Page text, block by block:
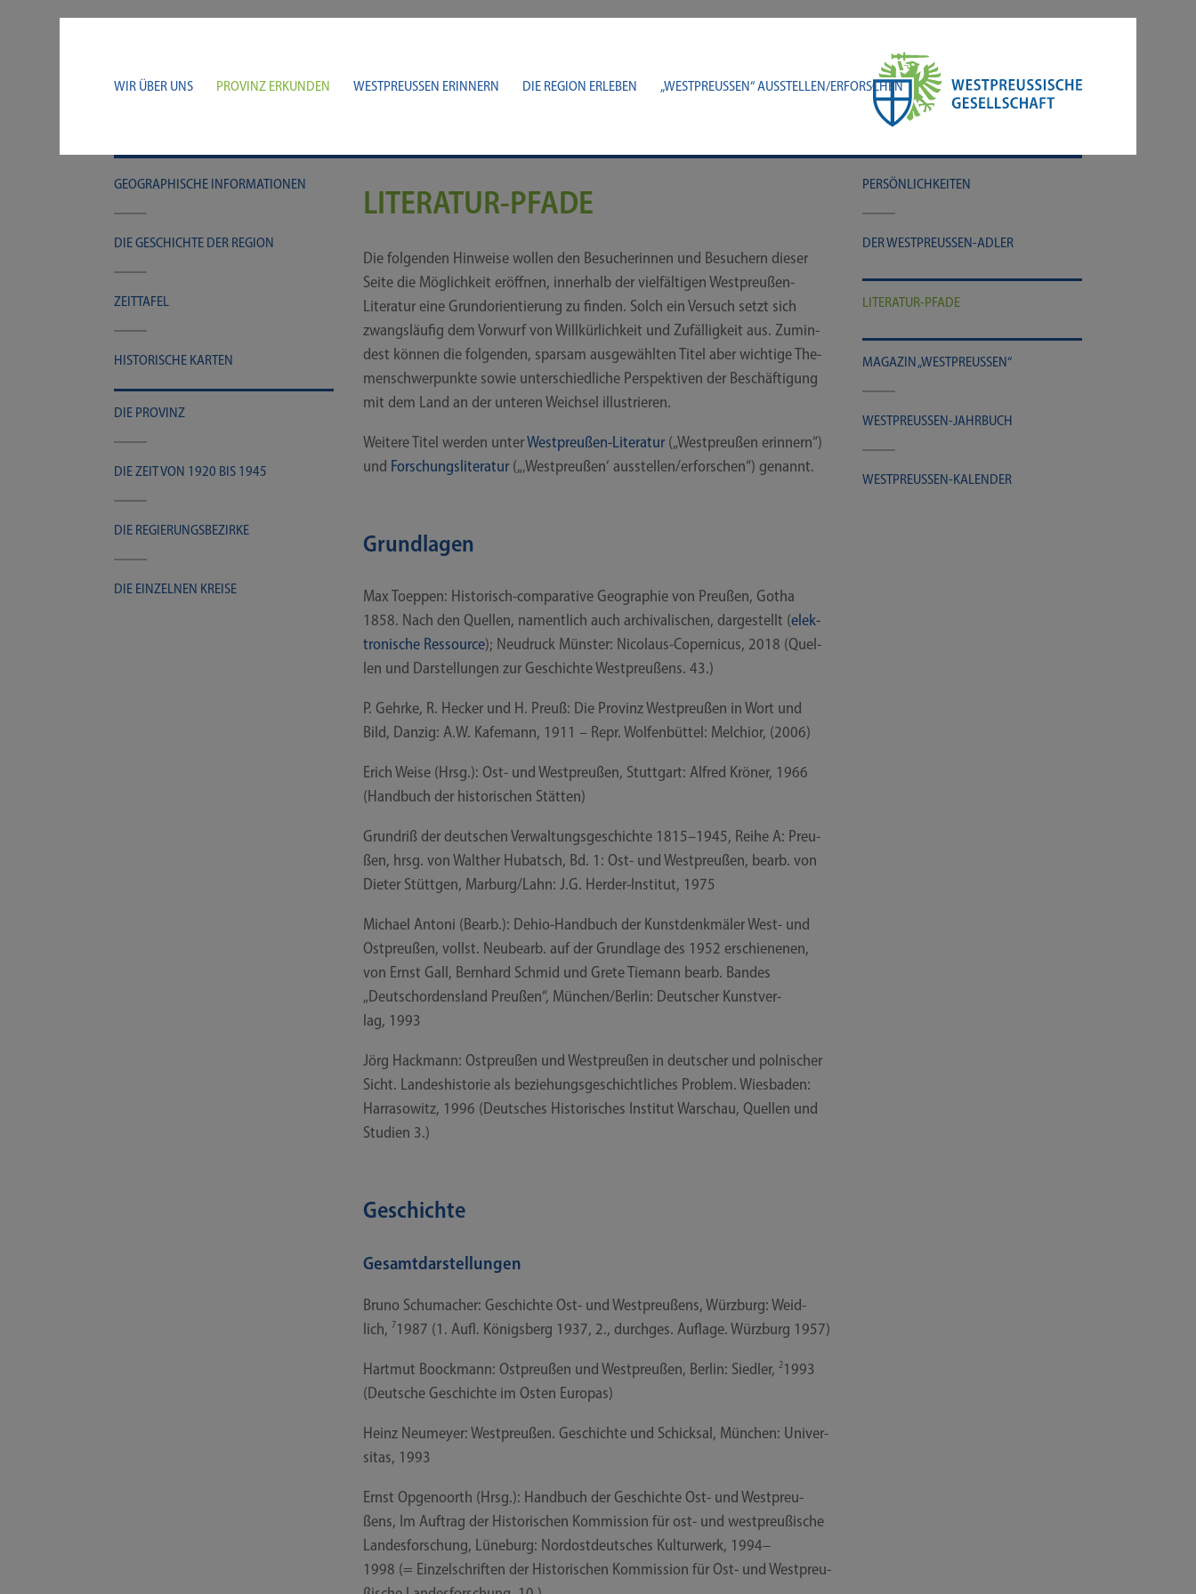
WIR ÜBER UNS PROVINZ ERKUNDEN WESTPREUSSEN ERINNERN DIE REGION ERLEBEN „WESTPREUSSEN“ AUSSTELLEN/​ERFORSCHEN
GEO­GRA­PHI­SCHE INFORMATIONEN
DIE GESCHICH­TE DER REGION
ZEIT­TA­FEL
HIS­TO­RI­SCHE KARTEN
DIE PRO­VINZ
DIE ZEIT VON 1920 BIS 1945
DIE REGIE­RUNGS­BE­ZIR­KE
DIE EIN­ZEL­NEN KREISE
LITERATUR-​​PFADE
Die fol­gen­den Hin­wei­se wol­len den Besu­che­rin­nen und Besu­chern die­ser
Sei­te die Mög­lich­keit eröff­nen, inner­halb der viel­fäl­ti­gen Westpreußen-​​
Literatur eine Grund­ori­en­tie­rung zu fin­den. Solch ein Ver­such setzt sich
zwangs­läu­fig dem Vor­wurf von Will­kür­lich­keit und Zufäl­lig­keit aus. Zumin­
dest kön­nen die fol­gen­den, spar­sam aus­ge­wähl­ten Titel aber wich­ti­ge The­
men­schwer­punk­te sowie unter­schied­li­che Per­spek­ti­ven der Beschäf­ti­gung
mit dem Land an der unte­ren Weich­sel illustrieren.
Wei­te­re Titel wer­den unterWestpreußen-​​Literatur(„West­preu­ßen erin­nern“)
und For­schungs­li­te­ra­tur(„‚West­preu­ßen‘ ausstellen/​​erforschen“) genannt.
Grundlagen
Max Toep­pen: Historisch-​​comparative Geo­gra­phie von Preu­ßen, Gotha
1858. Nach den Quel­len, nament­lich auch archi­va­li­schen, dar­ge­stellt (elek­
tro­ni­sche Res­sour­ce); Neu­druck Müns­ter: Nicolaus-​​Copernicus, 2018 (Quel­
len und Dar­stel­lun­gen zur Geschich­te West­preu­ßens. 43.)
P. Gehr­ke, R. Hecker und H. Preuß: Die Pro­vinz West­preu­ßen in Wort und
Bild, Dan­zig: A.W. Kafe­mann, 1911 – Repr. Wol­fen­büt­tel: Mel­chi­or, (2006)
Erich Wei­se (Hrsg.): Ost- und West­preu­ßen, Stutt­gart: Alfred Krö­ner, 1966
(Hand­buch der his­to­ri­schen Stätten)
Grund­riß der deut­schen Ver­wal­tungs­ge­schich­te 1815–1945, Rei­he A: Preu­
ßen, hrsg. von Walt­her Hub­atsch, Bd. 1: Ost- und West­preu­ßen, bearb. von
Die­ter Stütt­gen, Marburg/​​Lahn: J.G. Herder-​​Institut, 1975
Micha­el Anto­ni (Bearb.): Dehio-​​Handbuch der Kunst­denk­mä­ler West- und
Ost­preu­ßen, vollst. Neu­be­arb. auf der Grund­la­ge des 1952 erschie­ne­nen,
von Ernst Gall, Bern­hard Schmid und Gre­te Tie­mann bearb. Ban­des
„Deutsch­or­dens­land Preu­ßen“, München/​​Berlin: Deut­scher Kunst­ver­
lag, 1993
Jörg Hack­mann: Ost­preu­ßen und West­preu­ßen in deut­scher und pol­ni­scher
Sicht. Lan­des­his­to­rie als bezie­hungs­ge­schicht­li­ches Pro­blem. Wies­ba­den:
Har­ra­so­witz, 1996 (Deut­sches His­to­ri­sches Insti­tut War­schau, Quel­len und
Stu­di­en 3.)
Geschichte
Gesamtdarstellungen
Bru­no Schu­ma­cher: Geschich­te Ost- und West­preu­ßens, Würz­burg: Weid­
lich, 71987 (1. Aufl. Königs­berg 1937, 2., durch­ges. Auf­la­ge. Würz­burg 1957)
Hart­mut Boock­mann: Ost­preu­ßen und West­preu­ßen, Ber­lin: Sied­ler, 21993
(Deut­sche Geschich­te im Osten Europas)
Heinz Neu­mey­er: West­preu­ßen. Geschich­te und Schick­sal, Mün­chen: Uni­ver­
si­tas, 1993
Ernst Opge­noorth (Hrsg.): Hand­buch der Geschich­te Ost- und West­preu­
ßens, Im Auf­trag der His­to­ri­schen Kom­mis­si­on für ost- und west­preu­ßi­sche
Lan­des­for­schung, Lüne­burg: Nord­ost­deut­sches Kul­tur­werk, 1994–
1998 (= Ein­zel­schrif­ten der His­to­ri­schen Kom­mis­si­on für Ost- und West­preu­
PER­SÖN­LICH­KEI­TEN
DER WESTPREUSSEN-​​​ADLER
LITERATUR-​​​PFADE
MAGA­ZIN „WEST­PREU­SSEN“
WESTPREUSSEN-​​​JAHRBUCH
WESTPREUSSEN-​​​KALENDER